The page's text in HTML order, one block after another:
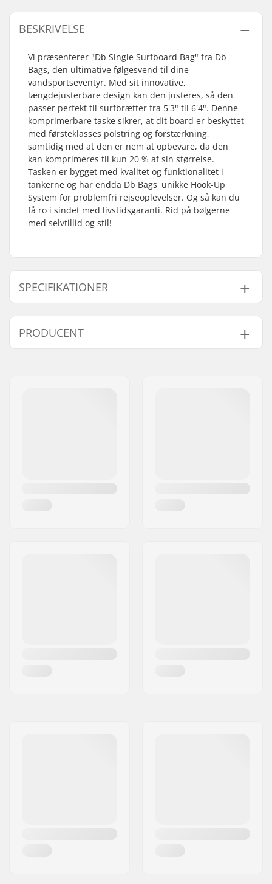
BESKRIVELSE
Vi præsenterer "Db Single Surfboard Bag" fra Db
Bags, den ultimative følgesvend til dine
vandsportseventyr. Med sit innovative,
længdejusterbare design kan den justeres, så den
passer perfekt til surfbrætter fra 5'3" til 6'4". Denne
komprimerbare taske sikrer, at dit board er beskyttet
med førsteklasses polstring og forstærkning,
samtidig med at den er nem at opbevare, da den
kan komprimeres til kun 20 % af sin størrelse.
Tasken er bygget med kvalitet og funktionalitet i
tankerne og har endda Db Bags' unikke Hook-Up
System️ for problemfri rejseoplevelser. Og så kan du
få ro i sindet med livstidsgaranti. Rid på bølgerne
med selvtillid og stil!
SPECIFIKATIONER
Højde x Bredde x
Dybde:
212 x 57 x 2.5 cm cm
Volumen:
30 l
PRODUCENT